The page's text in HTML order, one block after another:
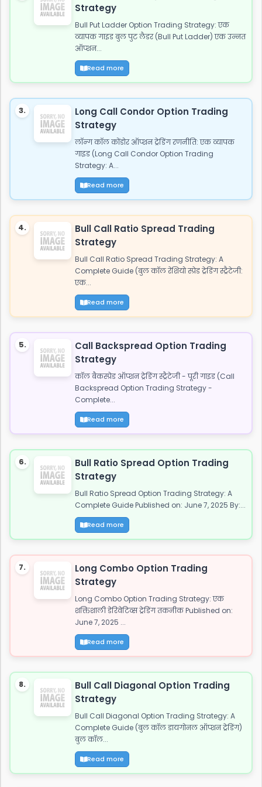
Strategy
Bull Put Ladder Option Trading Strategy: एक
व्यापक गाइड बुल पुट लैडर (Bull Put Ladder) एक उन्नत
ऑप्शन...
Read more
3.
Long Call Condor Option Trading
Strategy
लॉन्ग कॉल कोंडोर ऑप्शन ट्रेडिंग रणनीति: एक व्यापक
गाइड (Long Call Condor Option Trading
Strategy: A...
Read more
4.
Bull Call Ratio Spread Trading
Strategy
Bull Call Ratio Spread Trading Strategy: A
Complete Guide (बुल कॉल रेशियो स्प्रेड ट्रेडिंग स्ट्रैटेजी:
एक...
Read more
5.
Call Backspread Option Trading
Strategy
कॉल बैकस्प्रेड ऑप्शन ट्रेडिंग स्ट्रैटेजी - पूरी गाइड (Call
Backspread Option Trading Strategy -
Complete...
Read more
6.
Bull Ratio Spread Option Trading
Strategy
Bull Ratio Spread Option Trading Strategy: A
Complete Guide Published on: June 7, 2025 By:...
Read more
7.
Long Combo Option Trading
Strategy
Long Combo Option Trading Strategy: एक
शक्तिशाली डेरिवेटिव्स ट्रेडिंग तकनीक Published on:
June 7, 2025 ...
Read more
8.
Bull Call Diagonal Option Trading
Strategy
Bull Call Diagonal Option Trading Strategy: A
Complete Guide (बुल कॉल डायगोनल ऑप्शन ट्रेडिंग)
बुल कॉल...
Read more